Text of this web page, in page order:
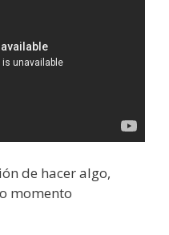
de hacer algo,
momento